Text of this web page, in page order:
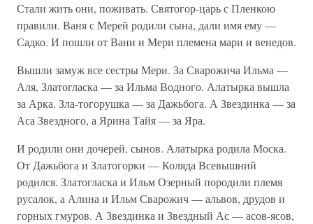
Стали жить они, поживать. Святогор-царь с Пленкою
правили. Ваня с Мерей родили сына, дали имя ему —
Садко. И пошли от Вани и Мери племена мари и венедов.
Вышли замуж все сестры Мери. За Сварожича Ильма —
Аля, Златогласка — за Ильма Водного. Алатырка вышла
за Арка. Зла-тогорушка — за Дажьбога. А Звездинка — за
Аса Звездного, а Ярина Тайя — за Яра.
И родили они дочерей, сынов. Алатырка родила Моска.
От Дажьбога и Златогорки — Коляда Всевышний
родился. Златогласка и Ильм Озерный породили племя
русалок, а Алина и Ильм Сварожич — альвов, друдов и
горных гмуров. А Звездинка и Звездный Ас — асов-ясов,